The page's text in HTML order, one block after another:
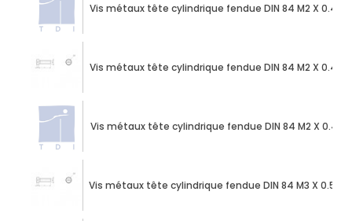
Vis métaux tête cylindrique fendue DIN 84 M2 X 0.40
Vis métaux tête cylindrique fendue DIN 84 M2 X 0.40
Vis métaux tête cylindrique fendue DIN 84 M2 X 0.40
Vis métaux tête cylindrique fendue DIN 84 M3 X 0.50